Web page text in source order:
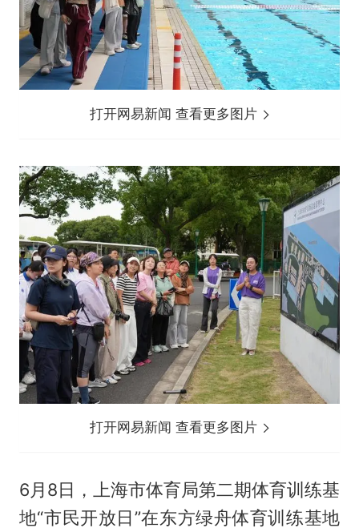
打开网易新闻 查看更多图片
打开网易新闻 查看更多图片
6月8日，上海市体育局第二期体育训练基
地“市民开放日”在东方绿舟体育训练基地